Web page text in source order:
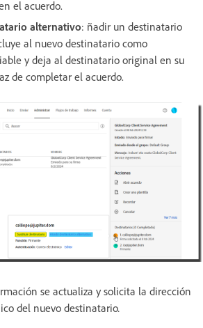
el acuerdo.
alternativo: ñadir un destinatario
al nuevo destinatario como
y deja al destinatario original en su
de completar el acuerdo.
se actualiza y solicita la dirección
del nuevo destinatario.